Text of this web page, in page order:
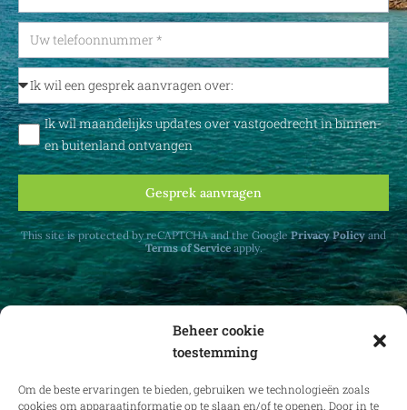
Beheer cookie
toestemming
Om de beste ervaringen te bieden, gebruiken we technologieën zoals
cookies om apparaatinformatie op te slaan en/of te openen. Door in te
Ik wil maandelijks updates over vastgoedrecht in binnen-
en buitenland ontvangen
Gesprek aanvragen
This site is protected by reCAPTCHA and the GooglePrivacy Policy and
Terms of Serviceapply.
Ontvang maandelijks updates over
vastgoedrecht in binnen- en buitenland.